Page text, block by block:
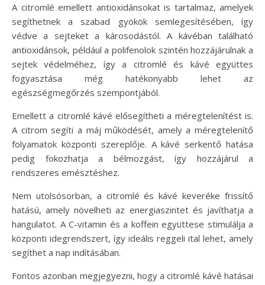
A citromlé emellett antioxidánsokat is tartalmaz, amelyek
segíthetnek a szabad gyökök semlegesítésében, így
védve a sejteket a károsodástól. A kávéban található
antioxidánsok, például a polifenolok szintén hozzájárulnak a
sejtek védelméhez, így a citromlé és kávé együttes
fogyasztása még hatékonyabb lehet az
egészségmegőrzés szempontjából.
Emellett a citromlé kávé elősegítheti a méregtelenítést is.
A citrom segíti a máj működését, amely a méregtelenítő
folyamatok központi szereplője. A kávé serkentő hatása
pedig fokozhatja a bélmozgást, így hozzájárul a
rendszeres emésztéshez.
Nem utolsósorban, a citromlé és kávé keveréke frissítő
hatású, amely növelheti az energiaszintet és javíthatja a
hangulatot. A C-vitamin és a koffein együttese stimulálja a
központi idegrendszert, így ideális reggeli ital lehet, amely
segíthet a nap indításában.
Fontos azonban megjegyezni, hogy a citromlé kávé hatásai